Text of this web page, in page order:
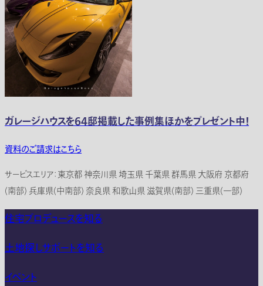
ガレージハウスを64邸掲載した事例集ほかをプレゼント中！
資料のご請求はこちら
サービスエリア：東京都 神奈川県 埼玉県 千葉県 群馬県 大阪府 京都府
(南部) 兵庫県(中南部) 奈良県 和歌山県 滋賀県(南部) 三重県(一部)
住宅プロデュースを知る
土地探しサポートを知る
イベント